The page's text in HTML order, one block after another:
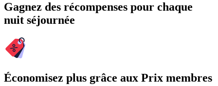
Gagnez des récompenses pour chaque
nuit séjournée
Économisez plus grâce aux Prix membres